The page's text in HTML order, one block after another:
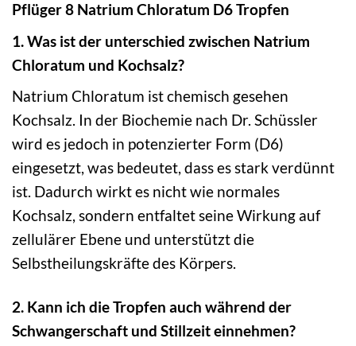
Pflüger 8 Natrium Chloratum D6 Tropfen
1. Was ist der unterschied zwischen Natrium
Chloratum und Kochsalz?
Natrium Chloratum ist chemisch gesehen
Kochsalz. In der Biochemie nach Dr. Schüssler
wird es jedoch in potenzierter Form (D6)
eingesetzt, was bedeutet, dass es stark verdünnt
ist. Dadurch wirkt es nicht wie normales
Kochsalz, sondern entfaltet seine Wirkung auf
zellulärer Ebene und unterstützt die
Selbstheilungskräfte des Körpers.
2. Kann ich die Tropfen auch während der
Schwangerschaft und Stillzeit einnehmen?